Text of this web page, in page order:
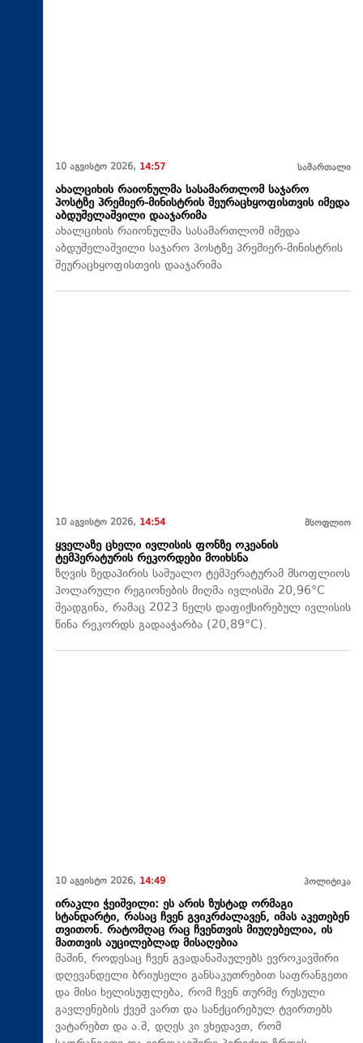
10 აგვისტო 2026, 14:57 სამართალი
ახალციხის რაიონულმა სასამართლომ საჯარო
პოსტზე პრემიერ-მინისტრის შეურაცხყოფისთვის იმედა
აბდუშელაშვილი დააჯარიმა
ახალციხის რაიონულმა სასამართლომ იმედა
აბდუშელაშვილი საჯარო პოსტზე პრემიერ-მინისტრის
შეურაცხყოფისთვის დააჯარიმა
10 აგვისტო 2026, 14:54 მსოფლიო
ყველაზე ცხელი ივლისის ფონზე ოკეანის
ტემპერატურის რეკორდები მოიხსნა
ზღვის ზედაპირის საშუალო ტემპერატურამ მსოფლიოს
პოლარული რეგიონების მიღმა ივლისში 20,96°C
შეადგინა, რამაც 2023 წელს დაფიქსირებულ ივლისის
წინა რეკორდს გადააჭარბა (20,89°C).
10 აგვისტო 2026, 14:49 პოლიტიკა
ირაკლი ჭეიშვილი: ეს არის ზუსტად ორმაგი
სტანდარტი, რასაც ჩვენ გვიკრძალავენ, იმას აკეთებენ
თვითონ. რატომღაც რაც ჩვენთვის მიუღებელია, ის
მათთვის აუცილებლად მისაღებია
მაშინ, როდესაც ჩვენ გვადანაშაულებს ევროკავშირი
დღევანდელი ბრიუსელი განსაკუთრებით საფრანგეთი
და მისი ხელისუფლება, რომ ჩვენ თურმე რუსული
გავლენების ქვეშ ვართ და სანქცირებულ ტვირთებს
ვატარებთ და ა.შ, დღეს კი ვხედავთ, რომ